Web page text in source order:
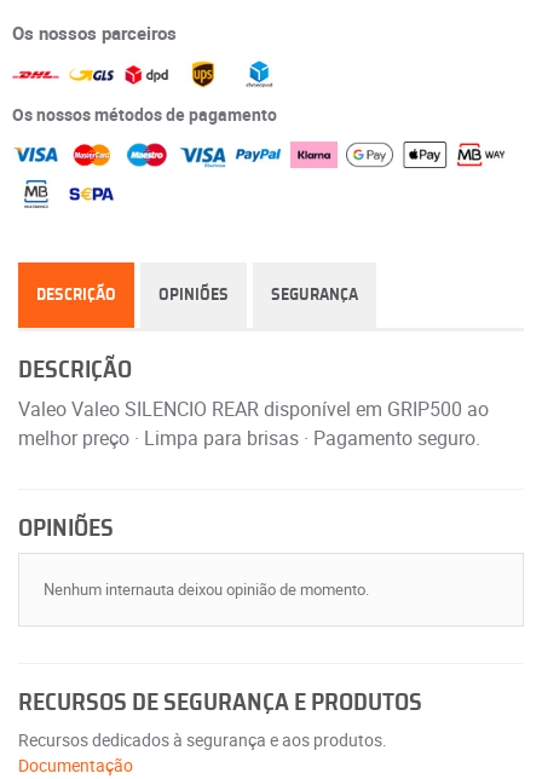
Os nossos parceiros
Os nossos métodos de pagamento
DESCRIÇÃO OPINIÕES SEGURANÇA
DESCRIÇÃO
Valeo Valeo SILENCIO REAR disponível em GRIP500 ao
melhor preço · Limpa para brisas · Pagamento seguro.
OPINIÕES
Nenhum internauta deixou opinião de momento.
RECURSOS DE SEGURANÇA E PRODUTOS
Recursos dedicados à segurança e aos produtos.
Documentação